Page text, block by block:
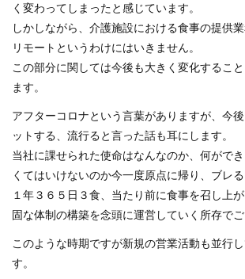
く変わってしまったと感じています。
しかしながら、介護施設における食事の提供業
リモートというわけにはいきません。
この部分に関しては今後も大きく変化するこ
ます。
アフターコロナという言葉がありますが、今
ットする、流行ると言った話も耳にします。
当社に課せられた使命はなんなのか、何がで
くてはいけないのか今一度原点に帰り、ブレる
１年３６５日３食、当たり前に食事を召し上
固な体制の構築を念頭に運営していく所存でご
このような時期ですが新規の営業活動も並行
す。